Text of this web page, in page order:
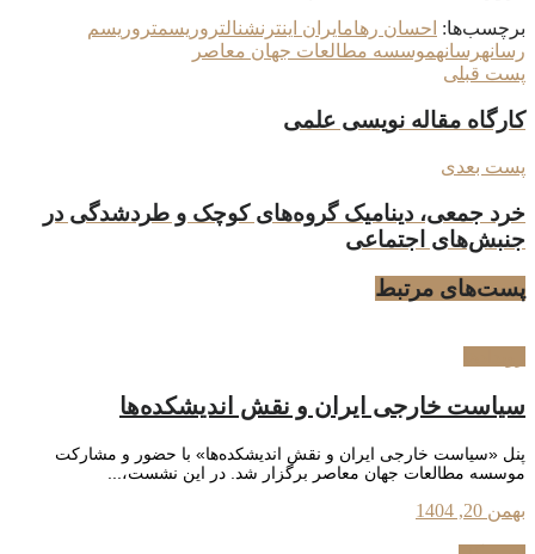
برچسب‌ها: احسان رهامایران اینترنشنالتروریسمتروریسم
رسانهرسانهموسسه مطالعات جهان معاصر
پست قبلی
کارگاه مقاله نویسی علمی
پست بعدی
خرد جمعی، دینامیک گروه‌های کوچک و طردشدگی در
جنبش‌های اجتماعی
پست‌های مرتبط
سیاست خارجی ایران و نقش اندیشکده‌ها
پنل «سیاست خارجی ایران و نقش اندیشکده‌ها» با حضور و مشارکت
موسسه مطالعات جهان معاصر برگزار شد. در این نشست،...
بهمن 20, 1404